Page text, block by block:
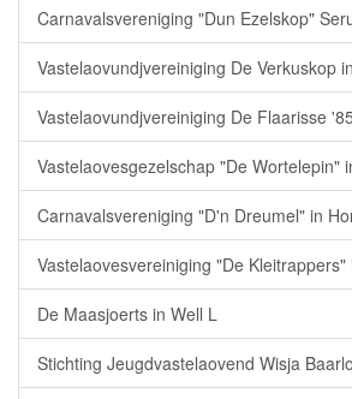
Carnavalsvereniging "Dun Ezelskop"
Vastelaovundjvereiniging De Verkuskop
Vastelaovundjvereiniging De Flaarisse
Vastelaovesgezelschap "De Wortelepin"
Carnavalsvereniging "D'n Dreumel" in
Vastelaovesvereiniging "De Kleitrappers"
De Maasjoerts in Well L
Stichting Jeugdvastelaovend Wisja